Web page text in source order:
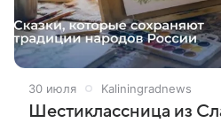
30 июля Kaliningradnews
Шестиклассница из